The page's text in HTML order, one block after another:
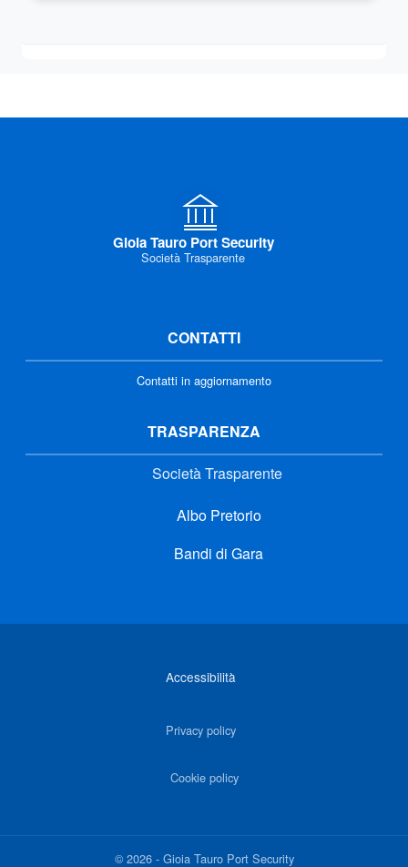
Gioia Tauro Port Security
Società Trasparente
CONTATTI
Contatti in aggiornamento
TRASPARENZA
Società Trasparente
Albo Pretorio
Bandi di Gara
Accessibilità
Privacy policy
Cookie policy
©2026- Gioia Tauro Port Security